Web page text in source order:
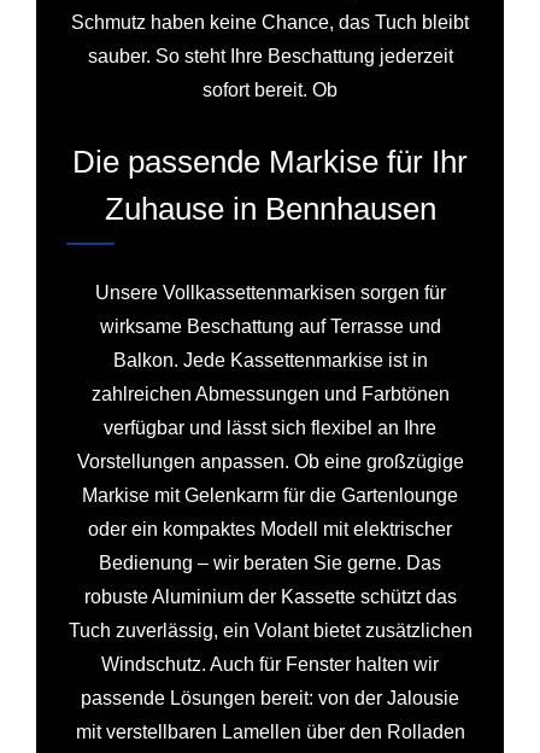
Schmutz haben keine Chance, das Tuch bleibt
sauber. So steht Ihre Beschattung jederzeit
sofort bereit. Ob
Die passende Markise für Ihr
Zuhause in Bennhausen
Unsere Vollkassettenmarkisen sorgen für
wirksame Beschattung auf Terrasse und
Balkon. Jede Kassettenmarkise ist in
zahlreichen Abmessungen und Farbtönen
verfügbar und lässt sich flexibel an Ihre
Vorstellungen anpassen. Ob eine großzügige
Markise mit Gelenkarm für die Gartenlounge
oder ein kompaktes Modell mit elektrischer
Bedienung – wir beraten Sie gerne. Das
robuste Aluminium der Kassette schützt das
Tuch zuverlässig, ein Volant bietet zusätzlichen
Windschutz. Auch für Fenster halten wir
passende Lösungen bereit: von der Jalousie
mit verstellbaren Lamellen über den Rolladen